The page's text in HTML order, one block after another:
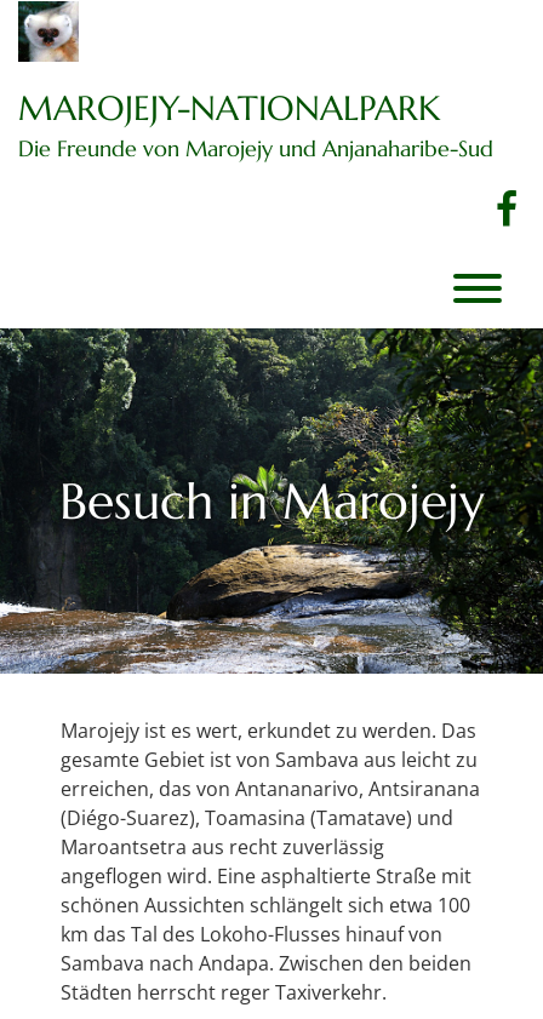
Zum
Inhalt
springen
MAROJEJY-NATIONALPARK
Die Freunde von Marojejy und Anjanaharibe-Sud
Besuch in Marojejy
Marojejy ist es wert, erkundet zu werden. Das
gesamte Gebiet ist von Sambava aus leicht zu
erreichen, das von Antananarivo, Antsiranana
(Diégo-Suarez), Toamasina (Tamatave) und
Maroantsetra aus recht zuverlässig
angeflogen wird. Eine asphaltierte Straße mit
schönen Aussichten schlängelt sich etwa 100
km das Tal des Lokoho-Flusses hinauf von
Sambava nach Andapa. Zwischen den beiden
Städten herrscht reger Taxiverkehr.